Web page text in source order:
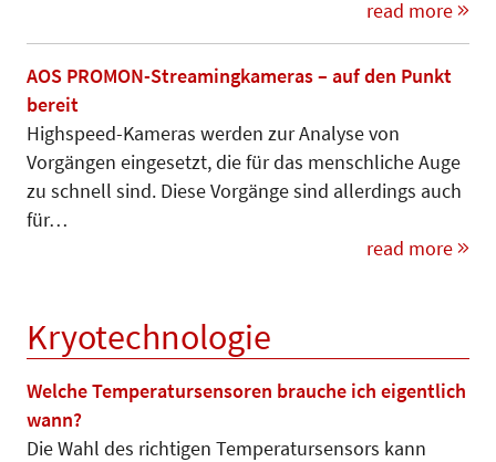
read more
AOS PROMON-Streamingkameras – auf den Punkt
bereit
Highspeed-Kameras werden zur Ana­lyse von
Vorgängen eingesetzt, die für das menschliche Auge
zu schnell sind. Diese Vorgänge sind allerdings auch
für…
read more
Kryotechnologie
Welche Temperatursensoren brauche ich eigentlich
wann?
Die Wahl des richtigen Temperatursensors kann